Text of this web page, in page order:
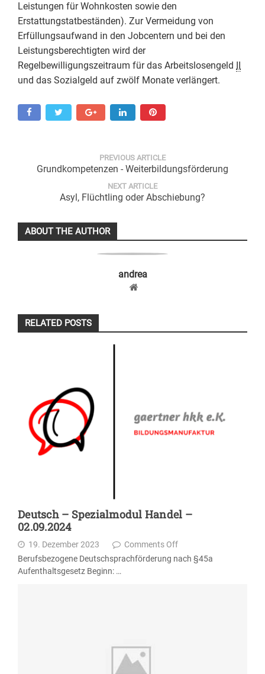
Leistungen für Wohnkosten sowie den
Erstattungstatbeständen). Zur Vermeidung von
Erfüllungsaufwand in den Jobcentern und bei den
Leistungsberechtigten wird der
Regelbewilligungszeitraum für das Arbeitslosengeld
und das Sozialgeld auf zwölf Monate verlängert.
PREVIOUS ARTICLE
Grundkompetenzen - Weiterbildungsförderung
NEXT ARTICLE
Asyl, Flüchtling oder Abschiebung?
ABOUT THE AUTHOR
andrea
RELATED POSTS
Deutsch – Spezialmodul Handel –
02.09.2024
19. Dezember 2023
Comments Off
Berufsbezogene Deutschsprachförderung nach §45a
Aufenthaltsgesetz Beginn: …